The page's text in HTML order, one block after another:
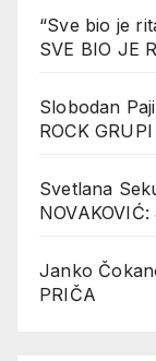
“Sve bio je
SVE BIO JE
Slobodan
ROCK
Svetlana
Janko
PRIČA